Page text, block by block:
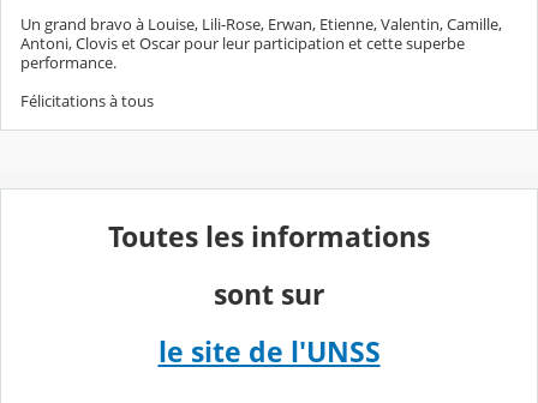
Un grand bravo à Louise, Lili-Rose, Erwan, Etienne, Valentin, Camille,
Antoni, Clovis et Oscar pour leur participation et cette superbe
performance.
Félicitations à tous
Toutes les informations
sont sur
le site de l'UNSS